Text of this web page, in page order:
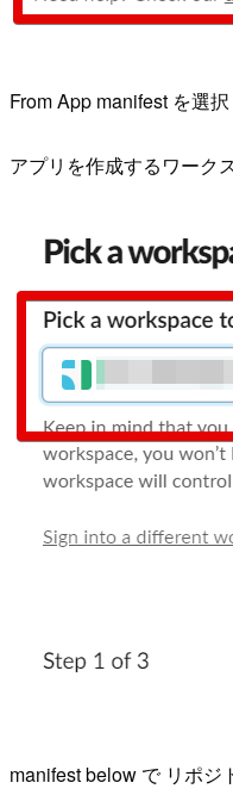
From App manifest を選択
アプリを作成するワーク
manifest below で リポジ